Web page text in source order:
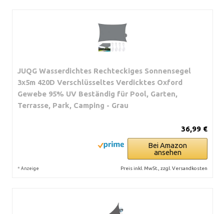
JUQG Wasserdichtes Rechteckiges Sonnensegel
3x5m 420D Verschlüsseltes Verdicktes Oxford
Gewebe 95% UV Beständig für Pool, Garten,
Terrasse, Park, Camping - Grau
36,99 €
Bei Amazon
ansehen
* Anzeige Preis inkl. MwSt., zzgl. Versandkosten